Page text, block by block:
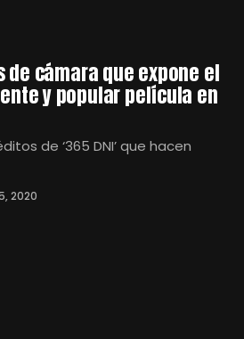
de cámara que expone el
y popular película en
de ‘365 DNI’ que hacen
2020